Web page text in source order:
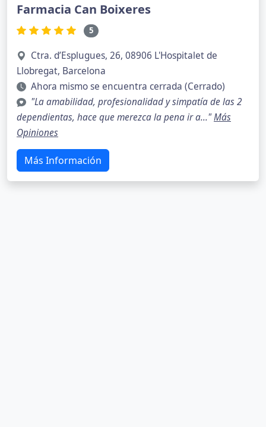
Farmacia Can Boixeres
5
Ctra. d’Esplugues, 26, 08906 L'Hospitalet de
Llobregat, Barcelona
Ahora mismo se encuentra cerrada (Cerrado)
"La amabilidad, profesionalidad y simpatía de las 2
dependientas, hace que merezca la pena ir a..."Más
Opiniones
Más Información